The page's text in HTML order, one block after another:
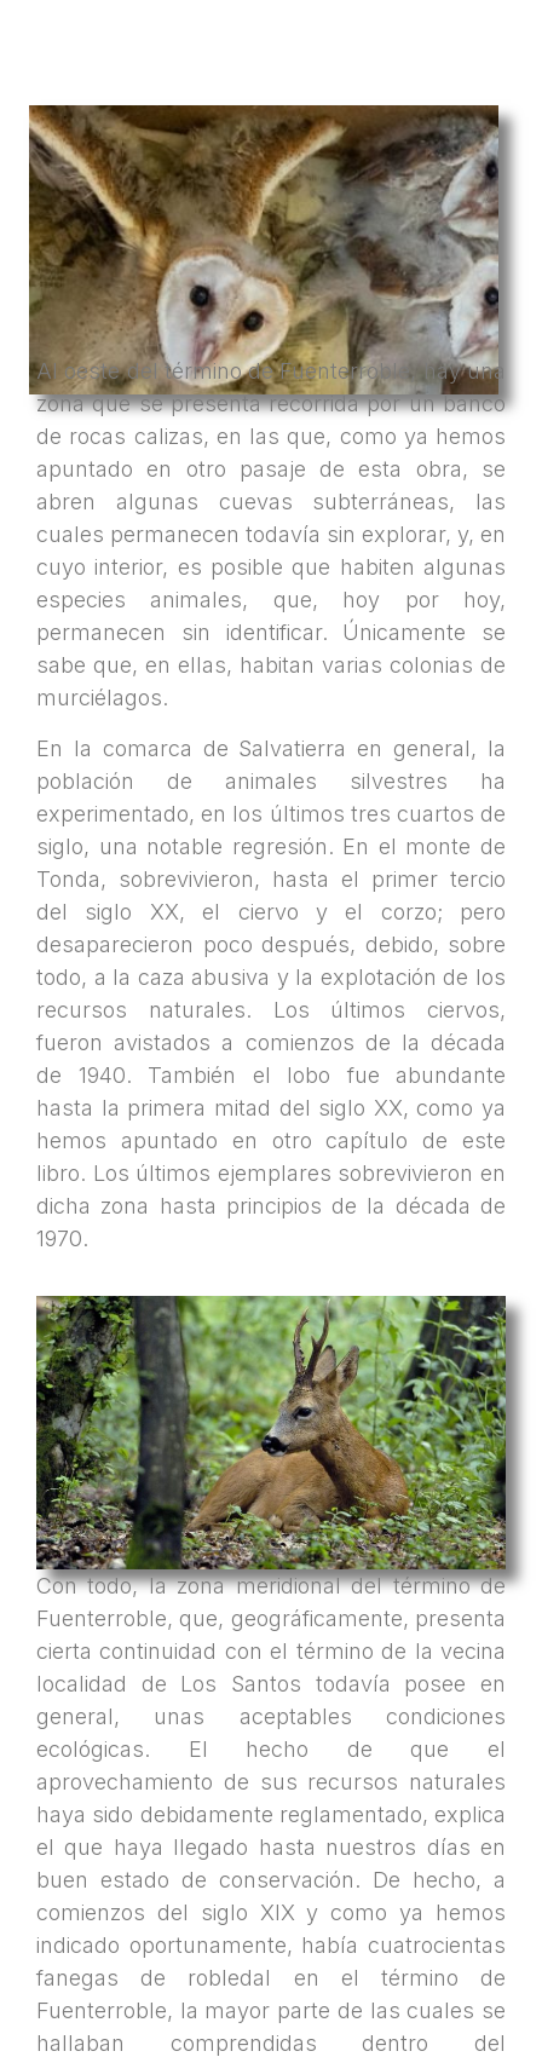
Al oeste del término de Fuenterroble, hay una
zona que se presenta recorrida por un banco
de rocas calizas, en las que, como ya hemos
apuntado en otro pasaje de esta obra, se
abren algunas cuevas subterráneas, las
cuales permanecen todavía sin explorar, y, en
cuyo interior, es posible que habiten algunas
especies animales, que, hoy por hoy,
permanecen sin identificar. Únicamente se
sabe que, en ellas, habitan varias colonias de
murciélagos.
En la comarca de Salvatierra en general, la
población de animales silvestres ha
experimentado, en los últimos tres cuartos de
siglo, una notable regresión. En el monte de
Tonda, sobrevivieron, hasta el primer tercio
del siglo XX, el ciervo y el corzo; pero
desaparecieron poco después, debido, sobre
todo, a la caza abusiva y la explotación de los
recursos naturales. Los últimos ciervos,
fueron avistados a comienzos de la década
de 1940. También el lobo fue abundante
hasta la primera mitad del siglo XX, como ya
hemos apuntado en otro capítulo de este
libro. Los últimos ejemplares sobrevivieron en
dicha zona hasta principios de la década de
1970.
Con todo, la zona meridional del término de
Fuenterroble, que, geográficamente, presenta
cierta continuidad con el término de la vecina
localidad de Los Santos todavía posee en
general, unas aceptables condiciones
ecológicas. El hecho de que el
aprovechamiento de sus recursos naturales
haya sido debidamente reglamentado, explica
el que haya llegado hasta nuestros días en
buen estado de conservación. De hecho, a
comienzos del siglo XIX y como ya hemos
indicado oportunamente, había cuatrocientas
fanegas de robledal en el término de
Fuenterroble, la mayor parte de las cuales se
hallaban comprendidas dentro del